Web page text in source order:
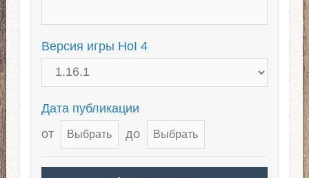
Версия игры HoI 4
Дата публикации
от
до